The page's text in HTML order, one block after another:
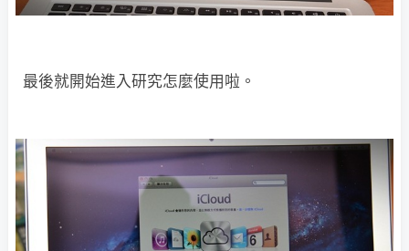
最後就開始進入研究怎麼使用啦。